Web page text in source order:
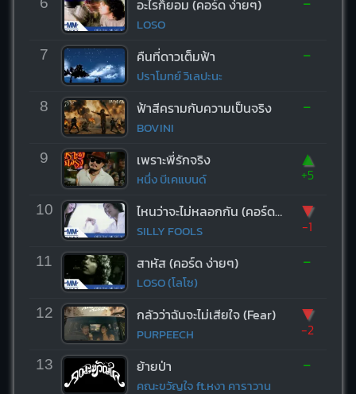
อะไรก็ยอม (คอร์ด ง่ายๆ)
LOSO
7 คืนที่ดาวเต็มฟ้า
ปราโมทย์ วิเลปะนะ
-
8 ฟ้าสีครามกับความเป็นจริง
BOVINI
-
9 เพราะพี่รักจริง
หนึ่ง บีเคแบนด์
▲
+5
10 ไหนว่าจะไม่หลอกกัน (คอร์ด ง่ายๆ)
SILLY FOOLS
▼
-1
11 สาหัส (คอร์ด ง่ายๆ)
LOSO (โลโซ)
-
12 กลัวว่าฉันจะไม่เสียใจ (Fear)
PURPEECH
▼
-2
13 ย้ายป่า
คณะขวัญใจ ft.หงา คาราวาน
-